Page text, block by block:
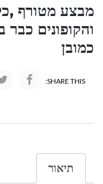
מבצע מטורף
והקופונים
כמובן
SHARE THIS:
תיאור